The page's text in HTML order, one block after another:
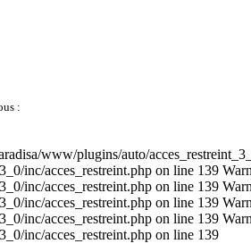
:
www/plugins/auto/
inc/acces_restreint.php on line 139
inc/acces_restreint.php on line 139
inc/acces_restreint.php on line 139
inc/acces_restreint.php on line 139
inc/acces_restreint.php on line 139